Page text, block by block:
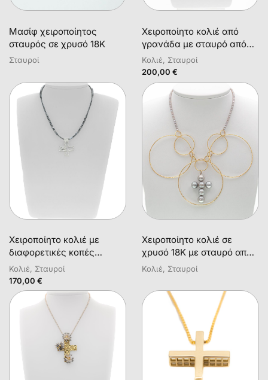
Μασίφ χειροποίητος
σταυρός σε χρυσό 18Κ
Σταυροί
Χειροποίητο κολιέ από
γρανάδα με σταυρό από
λευκά μαργαριτάρια
Κολιέ, Σταυροί
200,00 €
Χειροποίητο κολιέ με
διαφορετικές κοπές
αιματίτη και σταυρό σε
ασήμι 925
Κολιέ, Σταυροί
170,00 €
Χειροποίητο κολιέ σε
χρυσό 18Κ με σταυρό από
γκρι φυσικά μαργαριτάρια
Κολιέ, Σταυροί